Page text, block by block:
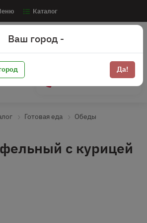
Каталог
Готовая еда Обеды
с курицей
Ваш город -
Да!